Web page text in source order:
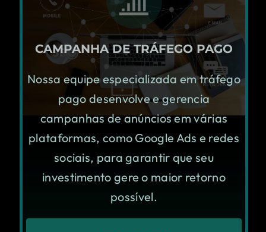
CAMPANHA DE TRÁFEGO PAGO
Nossa equipe especializada em tráfego
pago desenvolve e gerencia
campanhas de anúncios em várias
plataformas, como Google Ads e redes
sociais, para garantir que seu
investimento gere o maior retorno
possível.